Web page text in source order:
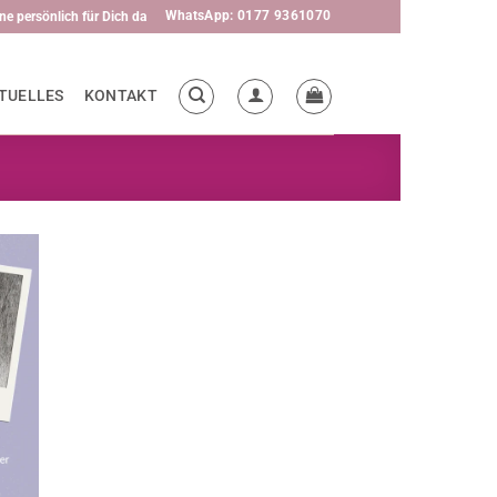
persönlich für Dich da WhatsApp: 0177 9361070
KONTAKT